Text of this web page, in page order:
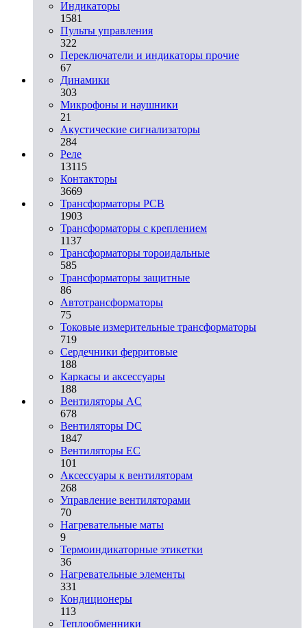
Индикаторы
1581
Пульты управления
322
Переключатели и индикаторы прочие
67
Динамики
303
Микрофоны и наушники
21
Акустические сигнализаторы
284
Реле
13115
Контакторы
3669
Трансформаторы PCB
1903
Трансформаторы с креплением
1137
Трансформаторы тороидальные
585
Трансформаторы защитные
86
Автотрансформаторы
75
Токовые измерительные трансформаторы
719
Сердечники ферритовые
188
Каркасы и аксессуары
188
Вентиляторы AC
678
Вентиляторы DC
1847
Вентиляторы EC
101
Аксессуары к вентиляторам
268
Управление вентиляторами
70
Нагревательные маты
9
Термоиндикаторные этикетки
36
Нагревательные элементы
331
Кондиционеры
113
Теплообменники